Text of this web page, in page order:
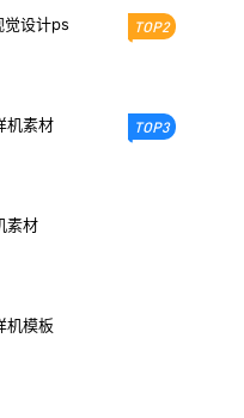
觉设计ps
机素材
素材
机模板
TOP2
TOP3